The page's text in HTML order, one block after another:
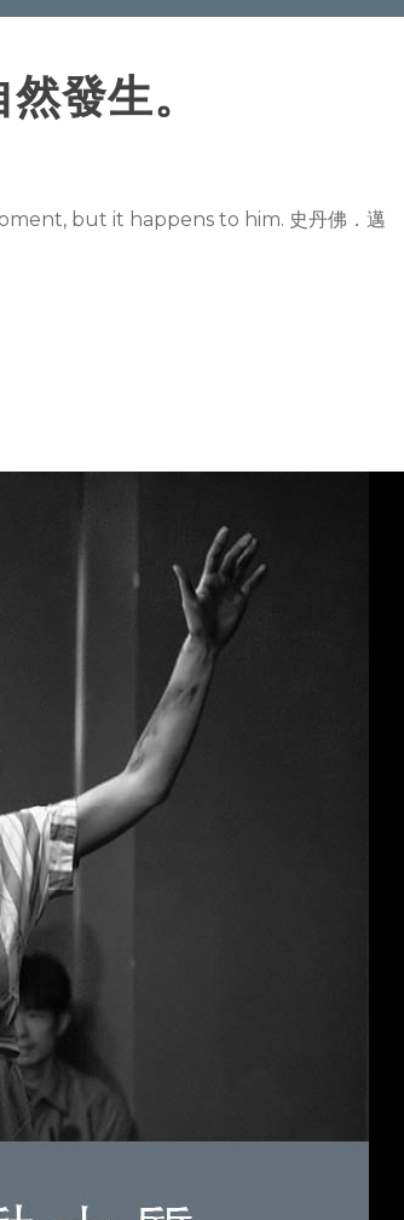
發生。
but it happens to him. 史丹佛．邁